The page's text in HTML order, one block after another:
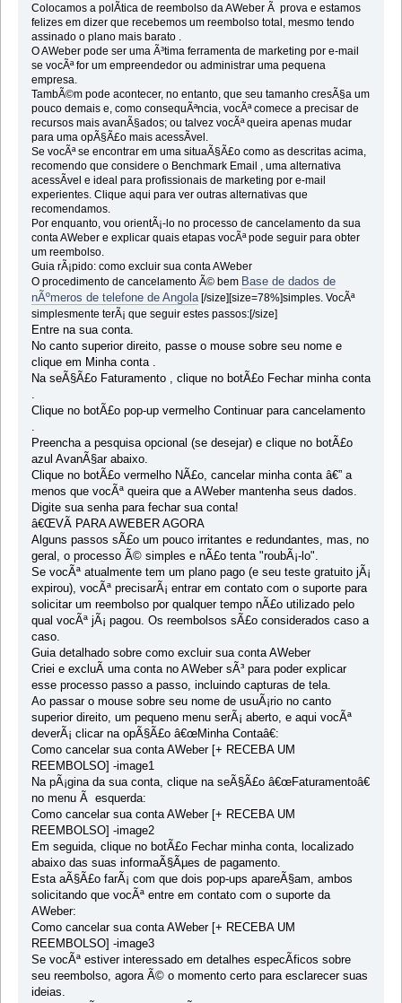
Colocamos a polÃ­tica de reembolso da AWeber Ã prova e estamos
felizes em dizer que recebemos um reembolso total, mesmo tendo
assinado o plano mais barato .
O AWeber pode ser uma Ã³tima ferramenta de marketing por e-mail
se vocÃª for um empreendedor ou administrar uma pequena
empresa.
TambÃ©m pode acontecer, no entanto, que seu tamanho cresÃ§a um
pouco demais e, como consequÃªncia, vocÃª comece a precisar de
recursos mais avanÃ§ados; ou talvez vocÃª queira apenas mudar
para uma opÃ§Ã£o mais acessÃ­vel.
Se vocÃª se encontrar em uma situaÃ§Ã£o como as descritas acima,
recomendo que considere o Benchmark Email , uma alternativa
acessÃ­vel e ideal para profissionais de marketing por e-mail
experientes. Clique aqui para ver outras alternativas que
recomendamos.
Por enquanto, vou orientÃ¡-lo no processo de cancelamento da sua
conta AWeber e explicar quais etapas vocÃª pode seguir para obter
um reembolso.
Guia rÃ¡pido: como excluir sua conta AWeber
O procedimento de cancelamento Ã© bem Base de dados de
nÃºmeros de telefone de Angola[/size][size=78%]simples. VocÃª
simplesmente terÃ¡ que seguir estes passos:[/size]
Entre na sua conta.
No canto superior direito, passe o mouse sobre seu nome e
clique em Minha conta .
Na seÃ§Ã£o Faturamento , clique no botÃ£o Fechar minha conta
Clique no botÃ£o pop-up vermelho Continuar para cancelamento
Preencha a pesquisa opcional (se desejar) e clique no botÃ£o
azul AvanÃ§ar abaixo.
Clique no botÃ£o vermelho NÃ£o, cancelar minha conta â€” a
menos que vocÃª queira que a AWeber mantenha seus dados.
Digite sua senha para fechar sua conta!
â€ŒVÃ PARA AWEBER AGORA
Alguns passos sÃ£o um pouco irritantes e redundantes, mas, no
geral, o processo Ã© simples e nÃ£o tenta "roubÃ¡-lo".
Se vocÃª atualmente tem um plano pago (e seu teste gratuito jÃ¡
expirou), vocÃª precisarÃ¡ entrar em contato com o suporte para
solicitar um reembolso por qualquer tempo nÃ£o utilizado pelo
qual vocÃª jÃ¡ pagou. Os reembolsos sÃ£o considerados caso a
caso.
Guia detalhado sobre como excluir sua conta AWeber
Criei e excluÃ­ uma conta no AWeber sÃ³ para poder explicar
esse processo passo a passo, incluindo capturas de tela.
Ao passar o mouse sobre seu nome de usuÃ¡rio no canto
superior direito, um pequeno menu serÃ¡ aberto, e aqui vocÃª
deverÃ¡ clicar na opÃ§Ã£o â€œMinha Contaâ€:
Como cancelar sua conta AWeber [+ RECEBA UM
REEMBOLSO] -image1
Na pÃ¡gina da sua conta, clique na seÃ§Ã£o â€œFaturamentoâ€
no menu Ã esquerda:
Como cancelar sua conta AWeber [+ RECEBA UM
REEMBOLSO] -image2
Em seguida, clique no botÃ£o Fechar minha conta, localizado
abaixo das suas informaÃ§Ãµes de pagamento.
Esta aÃ§Ã£o farÃ¡ com que dois pop-ups apareÃ§am, ambos
solicitando que vocÃª entre em contato com o suporte da
AWeber:
Como cancelar sua conta AWeber [+ RECEBA UM
REEMBOLSO] -image3
Se vocÃª estiver interessado em detalhes especÃ­ficos sobre
seu reembolso, agora Ã© o momento certo para esclarecer suas
ideias.